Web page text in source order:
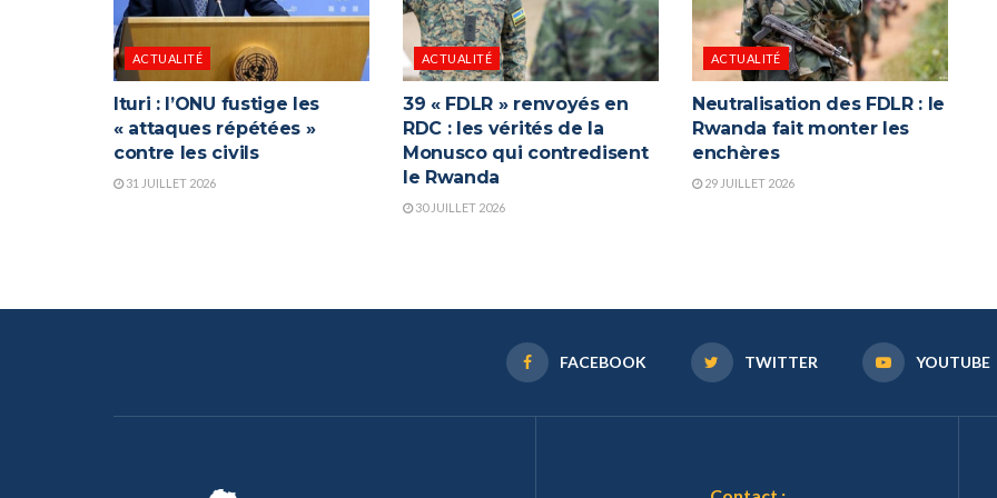
ACTUALITÉ
Ituri : l’ONU fustige les
« attaques répétées »
contre les civils
31 JUILLET 2026
ACTUALITÉ
39 « FDLR » renvoyés en
RDC : les vérités de la
Monusco qui contredisent
le Rwanda
30 JUILLET 2026
ACTUALITÉ
Neutralisation des FDLR : le
Rwanda fait monter les
enchères
29 JUILLET 2026
FACEBOOK TWITTER YOUTUBE